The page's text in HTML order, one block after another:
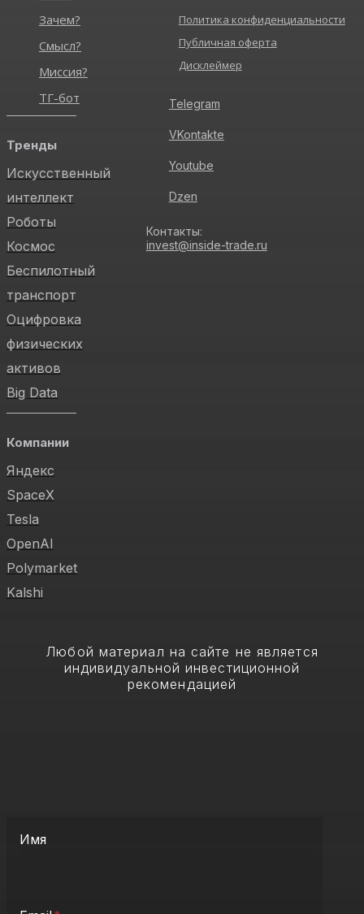
Зачем?
Смысл?
Миссия?
ТГ-бот
Тренды
Искусственный
интеллект
Роботы
Космос
Беспилотный
транспорт
Оцифровка
физических
активов
Big Data
Компании
Яндекс
SpaceX
Tesla
OpenAI
Polymarket
Kalshi
Политика конфиденциальности
Публичная оферта
Дисклеймер
Telegram
VKontakte
Youtube
Dzen
Контакты:
invest@inside-trade.ru
Любой материал на сайте не является
индивидуальной инвестиционной
рекомендацией
Имя